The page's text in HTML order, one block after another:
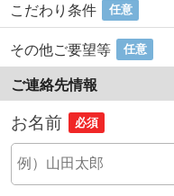
こだわり条件 任意
その他ご要望等 任意
ご連絡先情報
お名前 必須